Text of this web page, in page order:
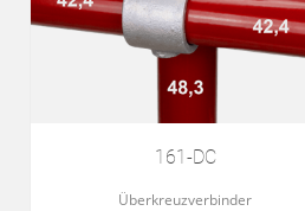
161-DC
Überkreuzverbinder